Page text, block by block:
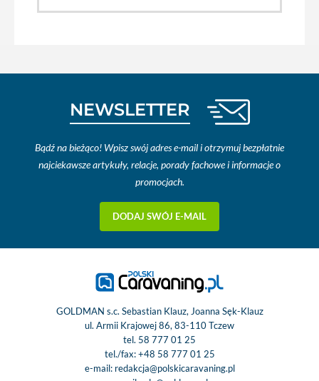
NEWSLETTER
Bądź na bieżąco! Wpisz swój adres e-mail i otrzymuj bezpłatnie
najciekawsze artykuły, relacje, porady fachowe i informacje o
promocjach.
DODAJ SWÓJ E-MAIL
GOLDMAN s.c. Sebastian Klauz, Joanna Sęk-Klauz
ul. Armii Krajowej 86, 83-110 Tczew
tel. 58 777 01 25
tel./fax:+48 58 777 01 25
e-mail: redakcja@polskicaravaning.pl